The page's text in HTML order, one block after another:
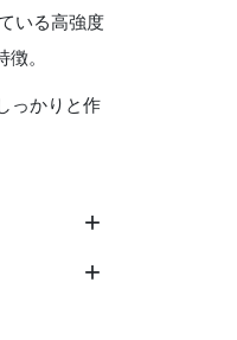
いる高強度
。
っかりと作